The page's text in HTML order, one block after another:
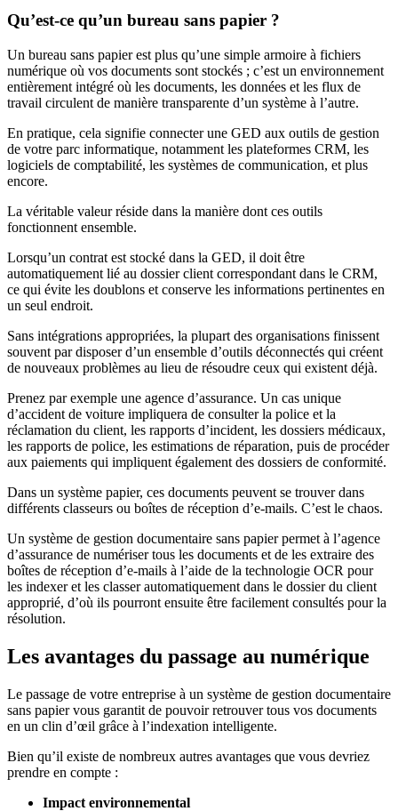
Qu’est-ce qu’un bureau sans papier ?
Un bureau sans papier est plus qu’une simple armoire à fichiers
numérique où vos documents sont stockés ; c’est un environnement
entièrement intégré où les documents, les données et les flux de
travail circulent de manière transparente d’un système à l’autre.
En pratique, cela signifie connecter une GED aux outils de gestion
de votre parc informatique, notamment les plateformes CRM, les
logiciels de comptabilité, les systèmes de communication, et plus
encore.
La véritable valeur réside dans la manière dont ces outils
fonctionnent ensemble.
Lorsqu’un contrat est stocké dans la GED, il doit être
automatiquement lié au dossier client correspondant dans le CRM,
ce qui évite les doublons et conserve les informations pertinentes en
un seul endroit.
Sans intégrations appropriées, la plupart des organisations finissent
souvent par disposer d’un ensemble d’outils déconnectés qui créent
de nouveaux problèmes au lieu de résoudre ceux qui existent déjà.
Prenez par exemple une agence d’assurance. Un cas unique
d’accident de voiture impliquera de consulter la police et la
réclamation du client, les rapports d’incident, les dossiers médicaux,
les rapports de police, les estimations de réparation, puis de procéder
aux paiements qui impliquent également des dossiers de conformité.
Dans un système papier, ces documents peuvent se trouver dans
différents classeurs ou boîtes de réception d’e-mails. C’est le chaos.
Un système de gestion documentaire sans papier permet à l’agence
d’assurance de numériser tous les documents et de les extraire des
boîtes de réception d’e-mails à l’aide de la technologie OCR pour
les indexer et les classer automatiquement dans le dossier du client
approprié, d’où ils pourront ensuite être facilement consultés pour la
résolution.
Les avantages du passage au numérique
Le passage de votre entreprise à un système de gestion documentaire
sans papier vous garantit de pouvoir retrouver tous vos documents
en un clin d’œil grâce à l’indexation intelligente.
Bien qu’il existe de nombreux autres avantages que vous devriez
prendre en compte :
Impact environnemental